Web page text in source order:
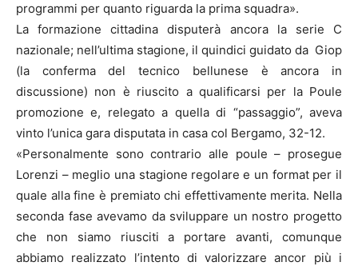
programmi per quanto riguarda la prima squadra».
La formazione cittadina disputerà ancora la serie C
nazionale; nell’ultima stagione, il quindici guidato da Giop
(la conferma del tecnico bellunese è ancora in
discussione) non è riuscito a qualificarsi per la Poule
promozione e, relegato a quella di “passaggio”, aveva
vinto l’unica gara disputata in casa col Bergamo, 32-12.
«Personalmente sono contrario alle poule – prosegue
Lorenzi – meglio una stagione regolare e un format per il
quale alla fine è premiato chi effettivamente merita. Nella
seconda fase avevamo da sviluppare un nostro progetto
che non siamo riusciti a portare avanti, comunque
abbiamo realizzato l’intento di valorizzare ancor più i